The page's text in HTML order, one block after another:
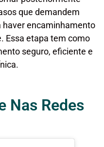
que demandem
haver encaminhamento
Essa etapa tem como
seguro, eficiente e
Nas Redes